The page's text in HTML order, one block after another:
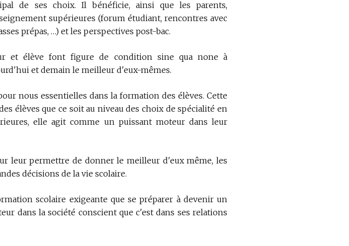
de ses choix. Il bénéficie, ainsi que les parents,
supérieures (forum étudiant, rencontres avec
prépas, …) et les perspectives post-bac.
et élève font figure de condition sine qua none à
et demain le meilleur d'eux-mêmes.
nous essentielles dans la formation des élèves. Cette
élèves que ce soit au niveau des choix de spécialité en
elle agit comme un puissant moteur dans leur
leur permettre de donner le meilleur d'eux même, les
décisions de la vie scolaire.
scolaire exigeante que se préparer à devenir un
dans la société conscient que c'est dans ses relations